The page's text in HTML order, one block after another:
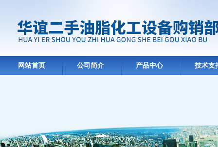
网站首页 公司简介 产品中心 技术支